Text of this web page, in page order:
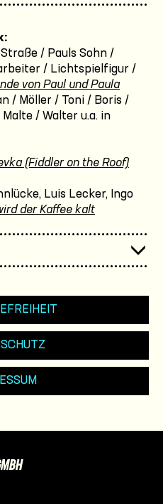
/ Pauls Sohn /
/ Lichtspielfigur /
von Paul und Paula
/ Möller / Toni / Boris /
/ Walter u.a. in
(Fiddler on the Roof)
Luis Lecker, Ingo
der Kaffee kalt